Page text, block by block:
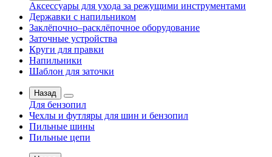
Аксессуары для ухода за режущими инструментами
Державки с напильником
Заклёпочно–расклёпочное оборудование
Заточные устройства
Круги для правки
Напильники
Шаблон для заточки
Назад
Для бензопил
Чехлы и футляры для шин и бензопил
Пильные шины
Пильные цепи